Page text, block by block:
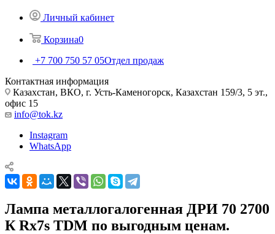
Личный кабинет
Корзина0
+7 700 750 57 05Отдел продаж
Контактная информация
Казахстан, ВКО, г. Усть-Каменогорск, Казахстан 159/3, 5 эт.,
офис 15
info@tok.kz
Instagram
WhatsApp
Лампа металлогалогенная ДРИ 70 2700
К Rх7s TDM по выгодным ценам.